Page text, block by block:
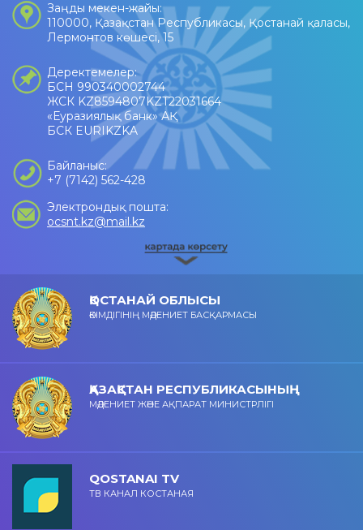
Заңды мекен-жайы:
110000, Қазақстан Республикасы, Қостанай қаласы,
Лермонтов көшесі, 15
Деректемелер:
БСН 990340002744
ЖСК KZ8594807KZT22031664
«Еуразиялық банк» АҚ
БСК EURIKZKA
Байланыс:
+7 (7142) 562-428
Электрондық пошта:
ocsnt.kz@mail.kz
ҚОСТАНАЙ ОБЛЫСЫ
ӘКІМДІГІНІҢ МӘДЕНИЕТ БАСҚАРМАСЫ
ҚАЗАҚСТАН РЕСПУБЛИКАСЫНЫҢ
МӘДЕНИЕТ ЖӘНЕ АҚПАРАТ МИНИСТРЛІГІ
QOSTANAI TV
ТВ КАНАЛ КОСТАНАЯ